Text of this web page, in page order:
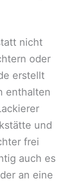
nicht
oder
erstellt
enthalten
und
frei
auch es
an eine